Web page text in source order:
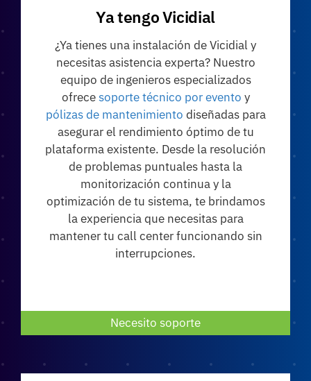
Ya tengo Vicidial
¿Ya tienes una instalación de Vicidial y
necesitas asistencia experta? Nuestro
equipo de ingenieros especializados
ofrecesoporte técnico por evento y
pólizas de mantenimiento diseñadas para
asegurar el rendimiento óptimo de tu
plataforma existente. Desde la resolución
de problemas puntuales hasta la
monitorización continua y la
optimización de tu sistema, te brindamos
la experiencia que necesitas para
mantener tu call center funcionando sin
interrupciones.
Necesito soporte